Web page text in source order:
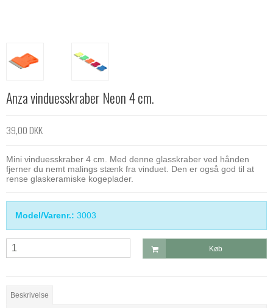
Anza vinduesskraber Neon 4 cm.
39,00 DKK
Mini vinduesskraber 4 cm. Med denne glasskraber ved hånden
fjerner du nemt malings stænk fra vinduet. Den er også god til at
rense glaskeramiske kogeplader.
Model/Varenr.: 3003
Køb
Beskrivelse